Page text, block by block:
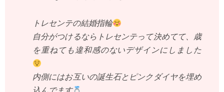
トレセンテの結婚指輪
自分がつけるならトレセンテって決めてて、歳
を重ねても違和感のないデザインにしました
内側にはお互いの誕生石とピンクダイヤを埋め
込んでます